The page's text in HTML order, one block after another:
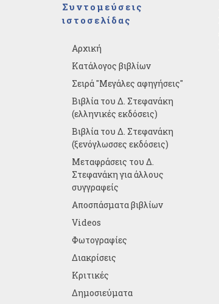
Συντομεύσεις
ιστοσελίδας
Αρχική
Κατάλογος βιβλίων
Σειρά "Μεγάλες αφηγήσεις"
Βιβλία του Δ. Στεφανάκη
(ελληνικές εκδόσεις)
Βιβλία του Δ. Στεφανάκη
(ξενόγλωσσες εκδόσεις)
Μεταφράσεις του Δ.
Στεφανάκη για άλλους
συγγραφείς
Αποσπάσματα βιβλίων
Videos
Φωτογραφίες
Διακρίσεις
Κριτικές
Δημοσιεύματα